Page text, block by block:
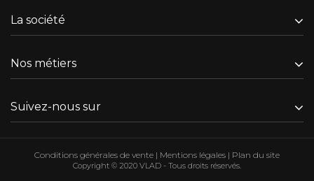
La société
Nos métiers
Suivez-nous sur
Copyright © 2020 VLAD - Tous droits réservés.
Conditions générales de vente | Mentions légales | Plan du site